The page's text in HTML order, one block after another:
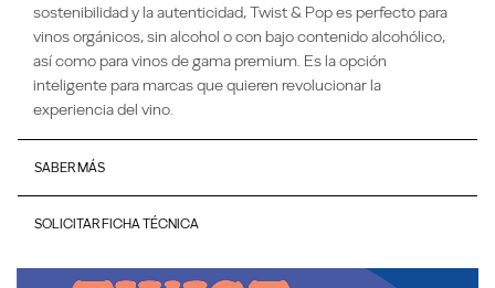
sostenibilidad y la autenticidad, Twist & Pop es perfecto para
vinos orgánicos, sin alcohol o con bajo contenido alcohólico,
así como para vinos de gama premium. Es la opción
inteligente para marcas que quieren revolucionar la
experiencia del vino.
SABER MÁS
SOLICITAR FICHA TÉCNICA